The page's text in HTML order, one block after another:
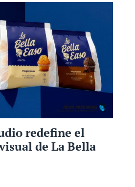
redefine el
de La Bella